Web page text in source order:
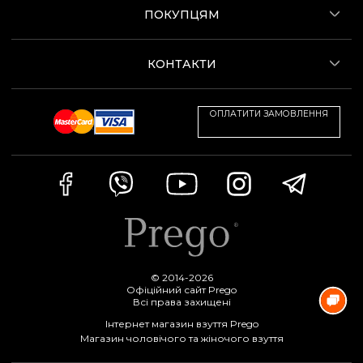
ПОКУПЦЯМ
КОНТАКТИ
ОПЛАТИТИ ЗАМОВЛЕННЯ
© 2014-2026
Офіційний сайт Prego
Всі права захищені
Інтернет магазин взуття Prego
Магазин чоловічого та жіночого взуття